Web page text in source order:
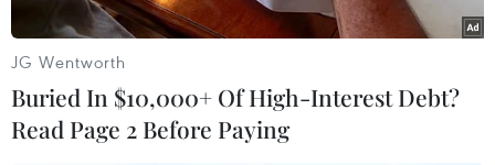
#Dải Gaza #Con tin #Lực lượng Hamas
Palestine
JG Wentworth
Buried In $10,000+ Of High-Interest Debt?
Read Page 2 Before Paying